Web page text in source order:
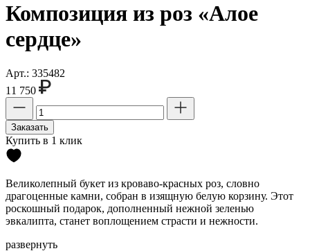
Композиция из роз «Алое
сердце»
Арт.: 335482
11 750
Заказать
Купить в 1 клик
Великолепный букет из кроваво-красных роз, словно
драгоценные камни, собран в изящную белую корзину. Этот
роскошный подарок, дополненный нежной зеленью
эвкалипта, станет воплощением страсти и нежности.
развернуть